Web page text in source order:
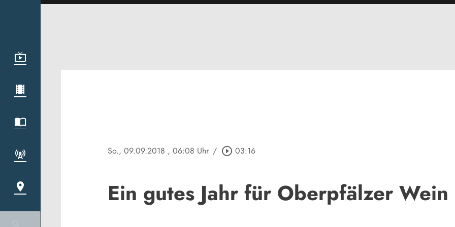
So., 09.09.2018 , 06:08 Uhr / play_circle_outline 03:16
Ein gutes Jahr für Oberpfälzer Wein